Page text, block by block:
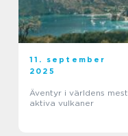
11. september
2025
Äventyr i världens mest
aktiva vulkaner